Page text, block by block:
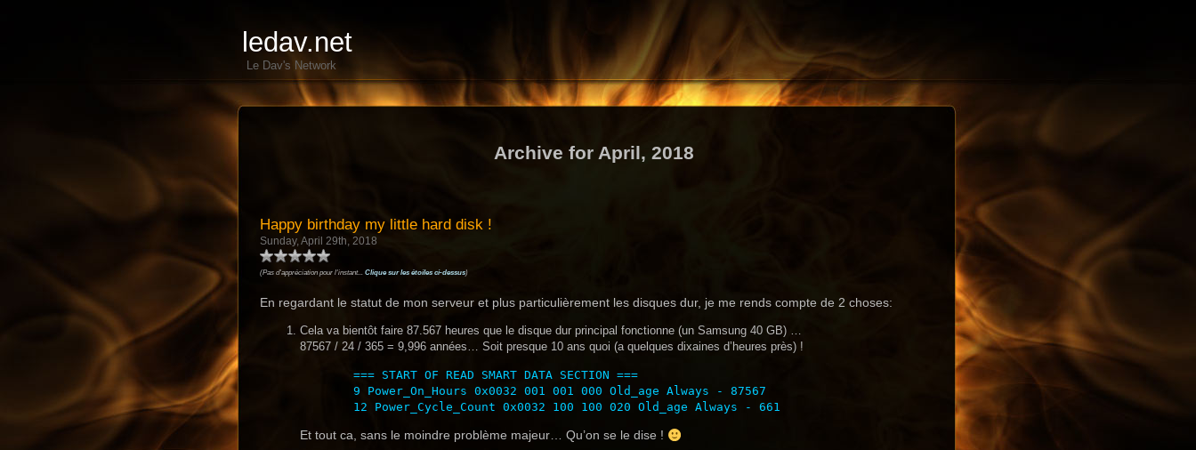
ledav.net
Le Dav's Network
Archive for April, 2018
Happy birthday my little hard disk !
Sunday, April 29th, 2018
(Pas d'appréciation pour l'instant... Clique sur les étoiles ci-dessus)
En regardant le statut de mon serveur et plus particulièrement les disques dur, je me rends compte de 2 choses:
Cela va bientôt faire 87.567 heures que le disque dur principal fonctionne (un Samsung 40 GB) …
87567 / 24 / 365 = 9,996 années… Soit presque 10 ans quoi (a quelques dixaines d’heures près) !
=== START OF READ SMART DATA SECTION ===
9 Power_On_Hours 0x0032 001 001 000 Old_age Always - 87567
Et tout ca, sans le moindre problème majeur… Qu’on se le dise !